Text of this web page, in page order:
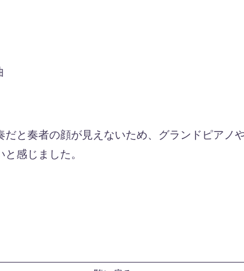
だと奏者の顔が見えないため、グランドピアノ
感じました。